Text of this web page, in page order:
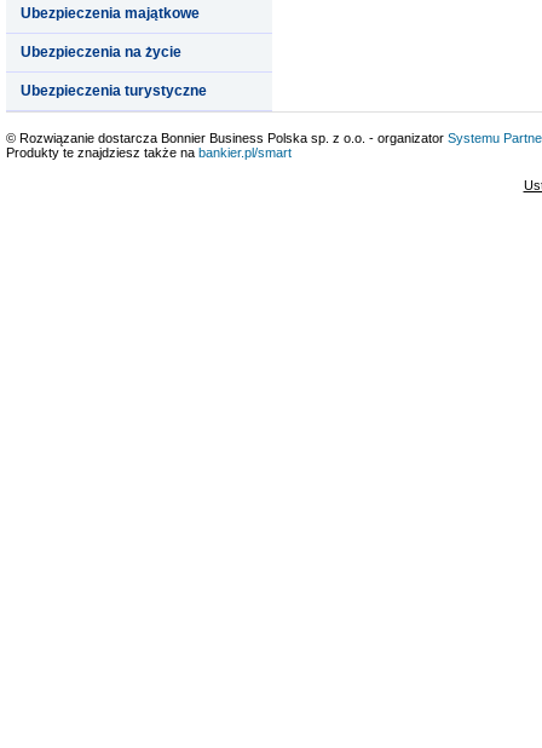
Ubezpieczenia majątkowe
Ubezpieczenia na życie
Ubezpieczenia turystyczne
© Rozwiązanie dostarcza Bonnier Business Polska sp. z o.o. - organizator Systemu
Produkty te znajdziesz także na bankier.pl/smart